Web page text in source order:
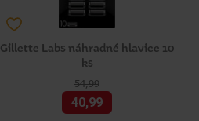
Gillette Labs náhradné hlavice 10
ks
54,99
40,99